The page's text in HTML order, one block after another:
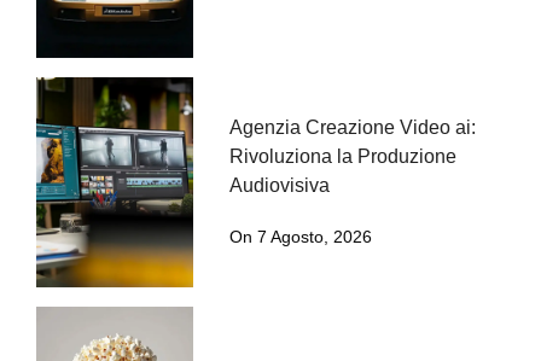
Agenzia Creazione Video ai:
Rivoluziona la Produzione
Audiovisiva
On 7 Agosto, 2026